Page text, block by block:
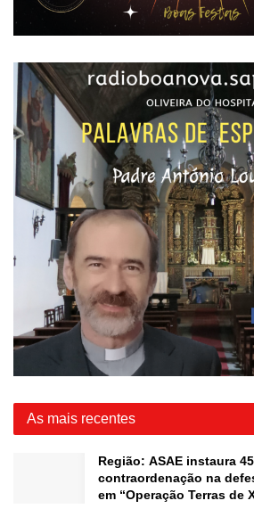
As mais recentes
Região: ASAE instaura
contraordenação na
em “Operação Terras de